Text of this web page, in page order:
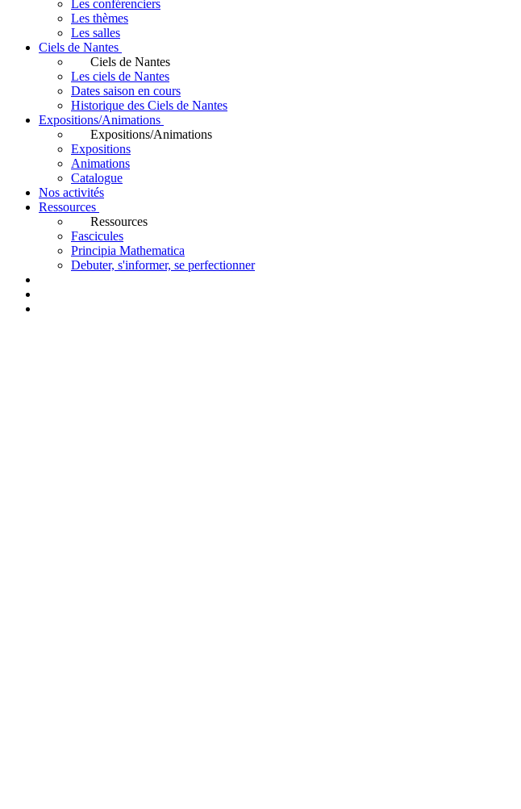
Les conférenciers
Les thèmes
Les salles
Ciels de Nantes
Ciels de Nantes
Les ciels de Nantes
Dates saison en cours
Historique des Ciels de Nantes
Expositions/Animations
Expositions/Animations
Expositions
Animations
Catalogue
Nos activités
Ressources
Ressources
Fascicules
Principia Mathematica
Debuter, s'informer, se perfectionner